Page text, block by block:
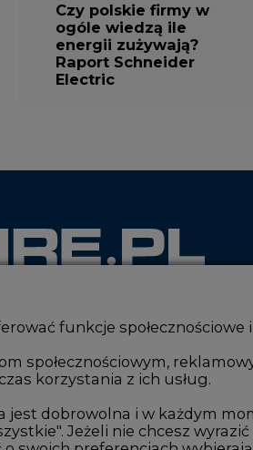
Czy polskie firmy w
ogóle wiedzą ile
energii zużywają?
Raport Schneider
Electric
na rynku
o energetyce
Innowacje
Handel
funkcje
społecznościowym,
korzystania z ich usług.
dobrowolna i w każdym
Jeżeli nie chcesz